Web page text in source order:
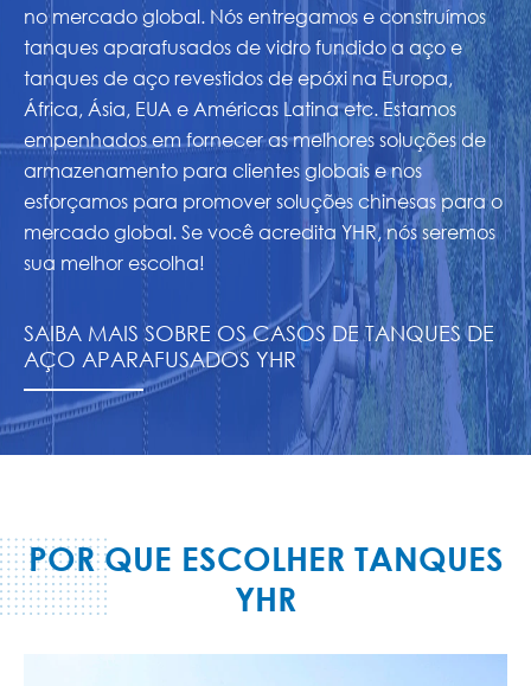
no mercado global. Nós entregamos e construímos
tanques aparafusados de vidro fundido a aço e
tanques de aço revestidos de epóxi na Europa,
África, Ásia, EUA e Américas Latina etc. Estamos
empenhados em fornecer as melhores soluções de
armazenamento para clientes globais e nos
esforçamos para promover soluções chinesas para o
mercado global. Se você acredita YHR, nós seremos
sua melhor escolha!
SAIBA MAIS SOBRE OS CASOS DE TANQUES DE
AÇO APARAFUSADOS YHR
POR QUE ESCOLHER TANQUES
YHR